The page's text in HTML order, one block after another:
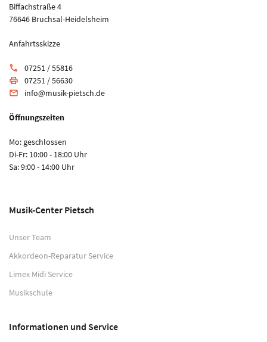
Biffachstraße 4
76646 Bruchsal-Heidelsheim
Anfahrtsskizze
phone 07251 / 55816
print 07251 / 56630
email info@musik-pietsch.de
Öffnungszeiten
Mo: geschlossen
Di-Fr: 10:00 - 18:00 Uhr
Sa: 9:00 - 14:00 Uhr
Musik-Center Pietsch
Unser Team
Akkordeon-Reparatur Service
Limex Midi Service
Musikschule
Informationen und Service